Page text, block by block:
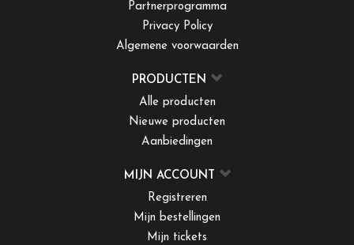
Partnerprogramma
Privacy Policy
Algemene voorwaarden
PRODUCTEN
Alle producten
Nieuwe producten
Aanbiedingen
MIJN ACCOUNT
Registreren
Mijn bestellingen
Mijn tickets